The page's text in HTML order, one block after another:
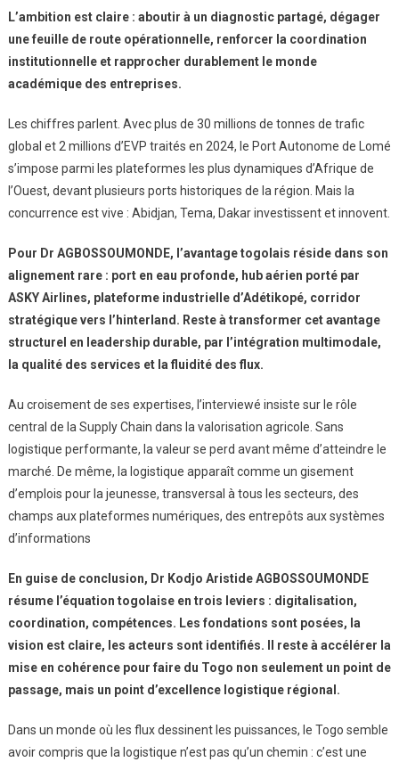
L’ambition est claire : aboutir à un diagnostic partagé, dégager
une feuille de route opérationnelle, renforcer la coordination
institutionnelle et rapprocher durablement le monde
académique des entreprises.
Les chiffres parlent. Avec plus de 30 millions de tonnes de trafic
global et 2 millions d’EVP traités en 2024, le Port Autonome de Lomé
s’impose parmi les plateformes les plus dynamiques d’Afrique de
l’Ouest, devant plusieurs ports historiques de la région. Mais la
concurrence est vive : Abidjan, Tema, Dakar investissent et innovent.
Pour Dr AGBOSSOUMONDE, l’avantage togolais réside dans son
alignement rare : port en eau profonde, hub aérien porté par
ASKY Airlines, plateforme industrielle d’Adétikopé, corridor
stratégique vers l’hinterland. Reste à transformer cet avantage
structurel en leadership durable, par l’intégration multimodale,
la qualité des services et la fluidité des flux.
Au croisement de ses expertises, l’interviewé insiste sur le rôle
central de la Supply Chain dans la valorisation agricole. Sans
logistique performante, la valeur se perd avant même d’atteindre le
marché. De même, la logistique apparaît comme un gisement
d’emplois pour la jeunesse, transversal à tous les secteurs, des
champs aux plateformes numériques, des entrepôts aux systèmes
d’informations
En guise de conclusion, Dr Kodjo Aristide AGBOSSOUMONDE
résume l’équation togolaise en trois leviers : digitalisation,
coordination, compétences. Les fondations sont posées, la
vision est claire, les acteurs sont identifiés. Il reste à accélérer la
mise en cohérence pour faire du Togo non seulement un point de
passage, mais un point d’excellence logistique régional.
Dans un monde où les flux dessinent les puissances, le Togo semble
avoir compris que la logistique n’est pas qu’un chemin : c’est une